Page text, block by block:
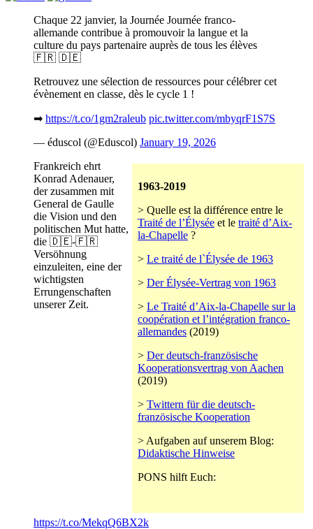
Chaque 22 janvier, la Journée Journée franco-
allemande contribue à promouvoir la langue et la
culture du pays partenaire auprès de tous les élèves
🇫🇷 🇩🇪
Retrouvez une sélection de ressources pour célébrer cet
évènement en classe, dès le cycle 1 !
➡ https://t.co/1gm2raleub pic.twitter.com/mbyqrF1S7S
— éduscol (@Eduscol) January 19, 2026
1963-2019
> Quelle est la différence entre le
Traité de l’Élysée et le traité d’Aix-
la-Chapelle ?
> Le traité de l`Élysée de 1963
> Der Élysée-Vertrag von 1963
> Le Traité d’Aix-la-Chapelle sur la
coopération et l’intégration franco-
allemandes (2019)
> Der deutsch-französische
Kooperationsvertrag von Aachen
(2019)
> Twittern für die deutsch-
französische Kooperation
> Aufgaben auf unserem Blog:
Didaktische Hinweise
PONS hilft Euch:
Frankreich ehrt
Konrad Adenauer,
der zusammen mit
General de Gaulle
die Vision und den
politischen Mut hatte,
die 🇩🇪-🇫🇷
Versöhnung
einzuleiten, eine der
wichtigsten
Errungenschaften
unserer Zeit.
https://t.co/MekqQ6BX2k